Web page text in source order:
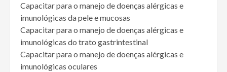
Capacitar para o manejo de doenças alérgicas e
imunológicas da pele e mucosas
Capacitar para o manejo de doenças alérgicas e
imunológicas do trato gastrintestinal
Capacitar para o manejo de doenças alérgicas e
imunológicas oculares